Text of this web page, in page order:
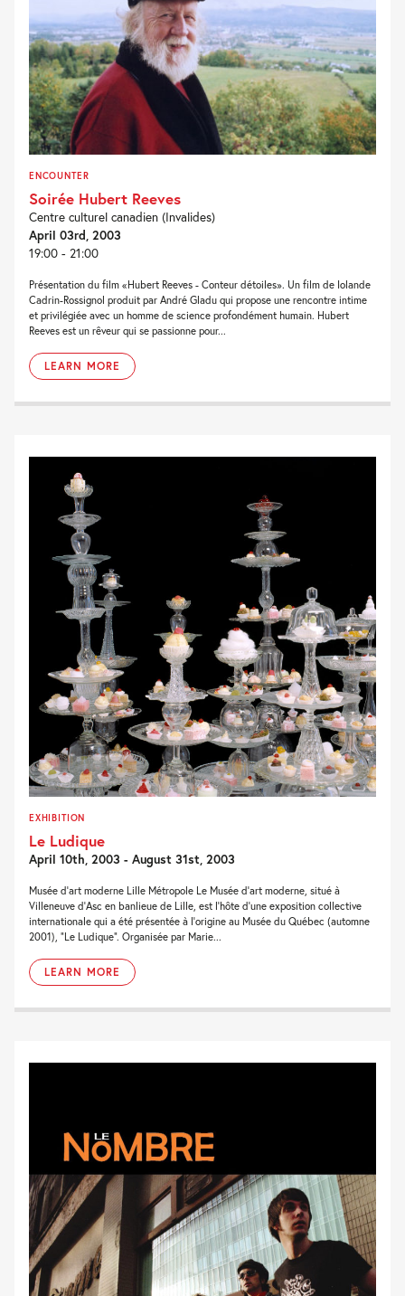
ENCOUNTER
Soirée Hubert Reeves
Centre culturel canadien (Invalides)
April 03rd, 2003
19:00 - 21:00
Présentation du film «Hubert Reeves - Conteur détoiles». Un film de Iolande
Cadrin-Rossignol produit par André Gladu qui propose une rencontre intime
et privilégiée avec un homme de science profondément humain. Hubert
Reeves est un rêveur qui se passionne pour...
LEARN MORE
EXHIBITION
Le Ludique
April 10th, 2003 - August 31st, 2003
Musée d’art moderne Lille Métropole Le Musée d’art moderne, situé à
Villeneuve d’Asc en banlieue de Lille, est l’hôte d’une exposition collective
internationale qui a été présentée à l’origine au Musée du Québec (automne
2001), “Le Ludique”. Organisée par Marie...
LEARN MORE